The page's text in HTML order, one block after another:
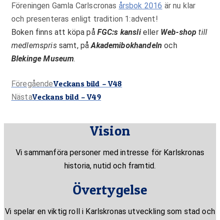
Föreningen Gamla Carlscronas årsbok 2016 är nu klar
och presenteras enligt tradition 1:advent!
Boken finns att köpa på FGC:s kansli eller Web-shoptill
medlemspris samt, påAkademibokhandeln och
Blekinge Museum.
FöregåendeFöregående
inlägg:
Veckans bild – V48
NästaNästa
Veckans bild – V49
Vision
Vi sammanföra personer med intresse för Karlskronas
historia, nutid och framtid.
Övertygelse
Vi spelar en viktig roll i Karlskronas utveckling som stad och